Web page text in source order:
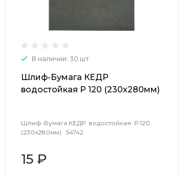
В наличии: 30 шт
Шлиф-Бумага КЕДР
водостойкая Р 120 (230х280мм)
Шлиф-Бумага КЕДР водостойкая Р 120
(230х280мм) 54742
15 ₽